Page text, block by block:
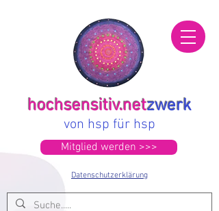
hochsensitiv.netzwerk
von hsp für hsp
Datenschutzerklärung
Mitglied werden >>>